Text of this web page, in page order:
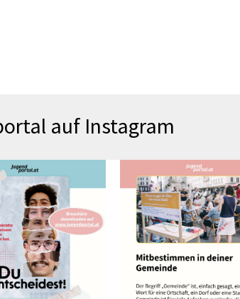
auf Instagram